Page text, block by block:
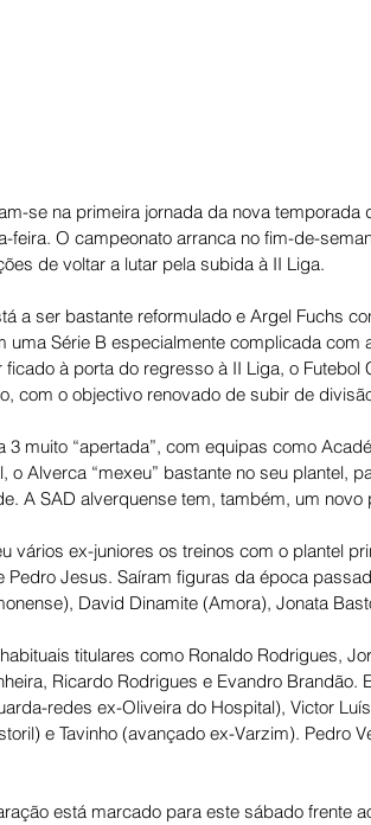
se na primeira jornada da nova temporada
feira. O campeonato arranca no fim-de-
de voltar a lutar pela subida à II Liga.
a ser bastante reformulado e Argel Fuchs
uma Série B especialmente complicada com
à porta do regresso à II Liga, o
com o objectivo renovado de subir de
3 muito “apertada”, com equipas como
o Alverca “mexeu” bastante no seu plantel,
A SAD alverquense tem, também, um
vários ex-juniores os treinos com o plantel
Pedro Jesus. Saíram figuras da época
David Dinamite (Amora), Jonata
titulares como Ronaldo Rodrigues,
Ricardo Rodrigues e Evandro Brandão.
redes ex-Oliveira do Hospital), Victor
e Tavinho (avançado ex-Varzim). Pedro
está marcado para este sábado frente